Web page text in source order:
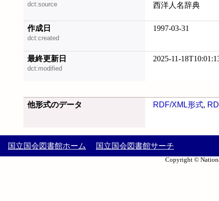
dct:source
西洋人名辞典
作成日
dct:created
1997-03-31
最終更新日
dct:modified
2025-11-
他形式のデータ RDF/XML形式,
国立国会図書館ホーム 国立国会図書館サーチ
Copyright ©